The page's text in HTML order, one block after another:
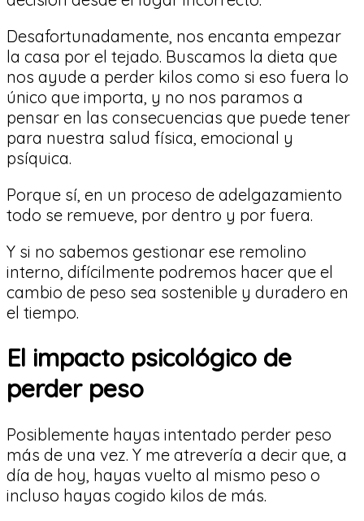
Desafortunadamente, nos encanta empezar
la casa por el tejado. Buscamos la dieta que
nos ayude a perder kilos como si eso fuera lo
único que importa, y no nos paramos a
pensar en las consecuencias que puede tener
para nuestra salud física, emocional y
psíquica.
Porque sí, en un proceso de adelgazamiento
todo se remueve, por dentro y por fuera.
Y si no sabemos gestionar ese remolino
interno, difícilmente podremos hacer que el
cambio de peso sea sostenible y duradero en
el tiempo.
El impacto psicológico de
perder peso
Posiblemente hayas intentado perder peso
más de una vez. Y me atrevería a decir que, a
día de hoy, hayas vuelto al mismo peso o
incluso hayas cogido kilos de más.